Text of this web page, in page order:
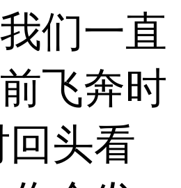
们一直
飞奔时
头看